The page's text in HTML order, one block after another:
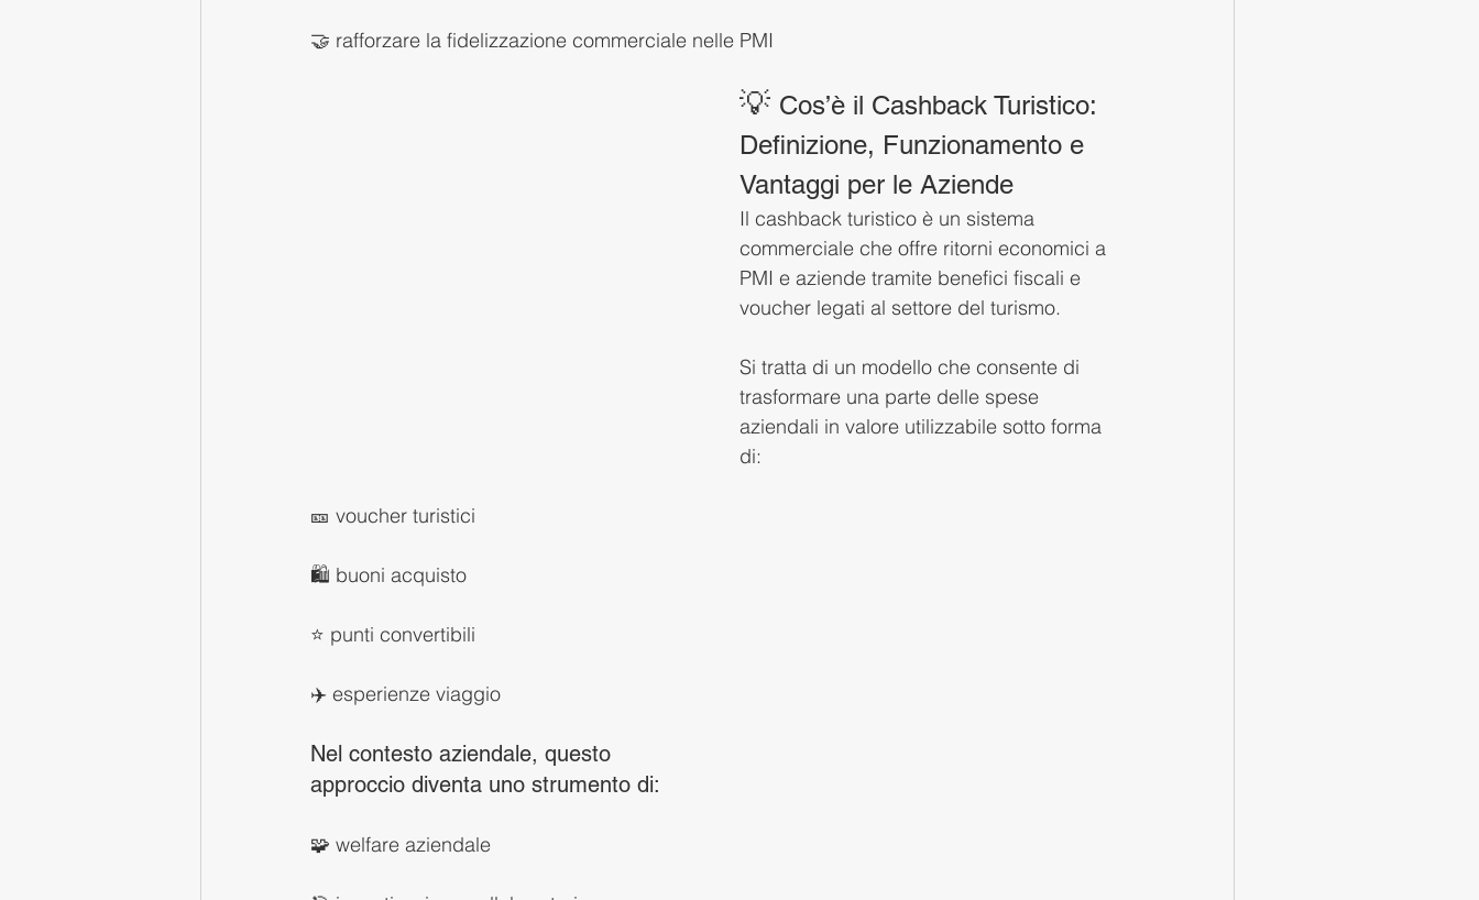
🤝 rafforzare la fidelizzazione commerciale nelle PMI
💡 Cos’è il Cashback Turistico:
Definizione, Funzionamento e
Vantaggi per le Aziende
Il cashback turistico è un sistema
commerciale che offre ritorni economici a
PMI e aziende tramite benefici fiscali e
voucher legati al settore del turismo.
Si tratta di un modello che consente di
trasformare una parte delle spese
aziendali in valore utilizzabile sotto forma
di:
🎫 voucher turistici
🛍️ buoni acquisto
⭐ punti convertibili
✈️ esperienze viaggio
Nel contesto aziendale, questo
approccio diventa uno strumento di:
🧩 welfare aziendale